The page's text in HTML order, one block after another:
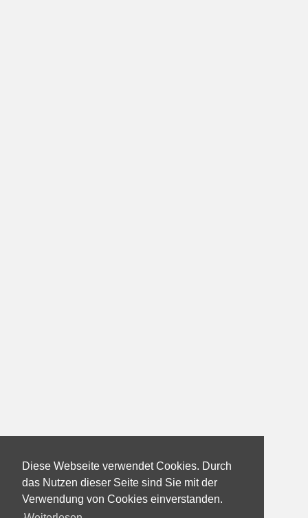
Diese Webseite verwendet Cookies. Durch
das Nutzen dieser Seite sind Sie mit der
Verwendung von Cookies einverstanden.